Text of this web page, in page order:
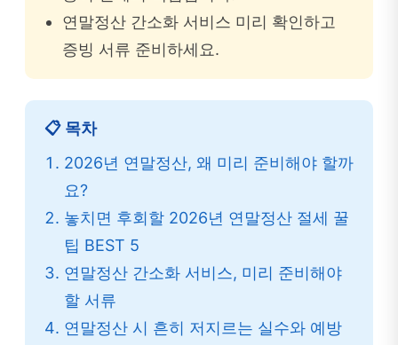
연말정산 간소화 서비스 미리 확인하고
증빙 서류 준비하세요.
📋 목차
2026년 연말정산, 왜 미리 준비해야 할까
요?
놓치면 후회할 2026년 연말정산 절세 꿀
팁 BEST 5
연말정산 간소화 서비스, 미리 준비해야
할 서류
연말정산 시 흔히 저지르는 실수와 예방